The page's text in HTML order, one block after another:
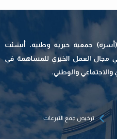
(أسرة) جمعية خيرية وطنية، أنشئت
مجال العمل الخيري للمساهمة في
والاجتماعي والوطني.
ترخيص جمع التبرعات